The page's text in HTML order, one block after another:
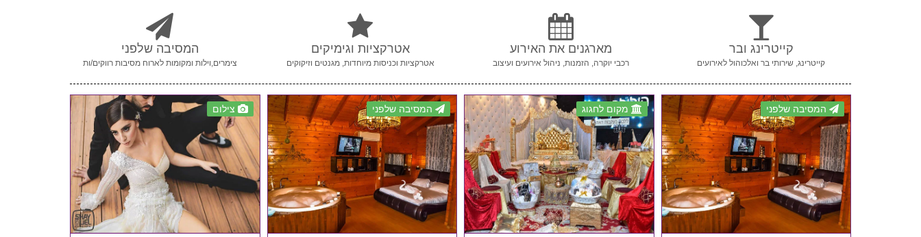
קייטרינג ובר
קייטרינג, שירותי בר ואלכוהול לאירועים
מארגנים את האירוע
רכבי יוקרה, הזמנות, ניהול אירועים ועיצוב
אטרקציות וגימיקים
אטרקציות וכניסות מיוחדות, מגנטים וזיקוקים
המסיבה שלפני
צימרים,וילות ומקומות לארוח מסיבות רווקים/ות
המסיבה שלפני מקום לחגוג המסיבה שלפני צילום